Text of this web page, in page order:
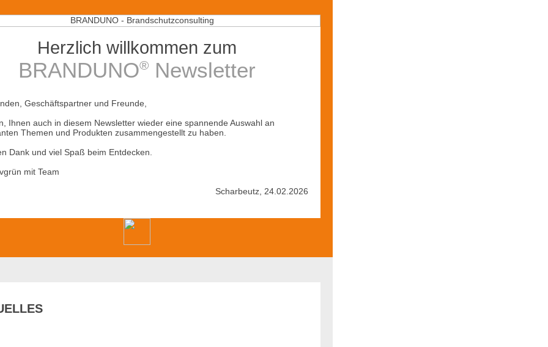
Herzlich willkommen zum
BRANDUNO® Newsletter
Geschäftspartner und Freunde,
Ihnen auch in diesem Newsletter wieder eine spannende Auswahl an
Themen und Produkten zusammengestellt zu haben.
Dank und viel Spaß beim Entdecken.
mit Team
Scharbeutz, 24.02.2026